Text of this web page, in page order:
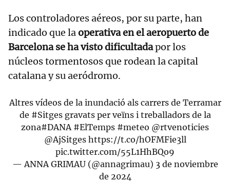
Los controladores aéreos, por su parte, han
indicado que laoperativa en el aeropuerto de
Barcelona se ha visto dificultadapor los
núcleos tormentosos que rodean la capital
catalana y su aeródromo.
Altres vídeos de la inundació als carrers de Terramar
de #Sitgesgravats per veïns i treballadors de la
zona#DANA #ElTemps #meteo @rtvenoticies
@AjSitges https://t.co/hOFMFie3ll
pic.twitter.com/55L1HhBQo9
— ANNA GRIMAU (@annagrimau) 3 de noviembre
de 2024